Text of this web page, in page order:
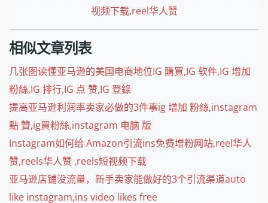
视频下载,reel华人赞
相似文章列表
几张图读懂亚马逊的美国电商地位IG 購買,IG 软件,IG 增加
粉絲,IG 排行,IG 点 赞,IG 登錄
提高亚马逊利润率卖家必做的3件事ig 增加 粉絲,instagram
點 贊,ig買粉絲,instagram 电脑 版
Instagram如何给 Amazon引流ins免费增粉网站,reel华人
赞,reels华人赞 ,reels短视频下载
亚马逊店铺没流量，新手卖家能做好的3个引流渠道auto
like instagram,ins video likes free